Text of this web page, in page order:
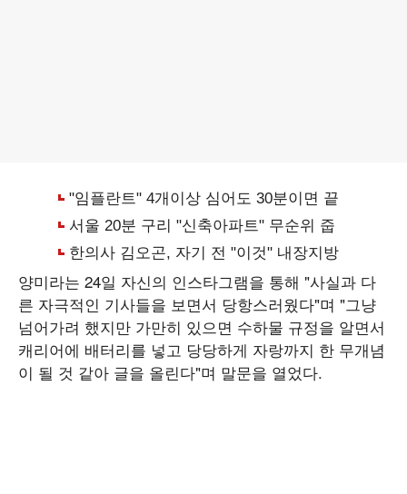
양미라는 24일 자신의 인스타그램을 통해 "사실과 다
른 자극적인 기사들을 보면서 당항스러웠다"며 "그냥
넘어가려 했지만 가만히 있으면 수하물 규정을 알면서
캐리어에 배터리를 넣고 당당하게 자랑까지 한 무개념
이 될 것 같아 글을 올린다"며 말문을 열었다.